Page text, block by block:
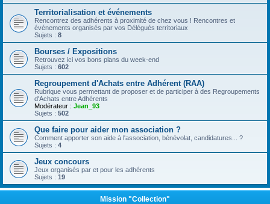
Territorialisation et événements
Rencontrez des adhérents à proximité de chez vous ! Rencontres et
événements organisés par vos Délégués territoriaux
Sujets : 8
Bourses / Expositions
Retrouvez ici vos bons plans du week-end
Sujets : 602
Regroupement d'Achats entre Adhérent (RAA)
Rubrique vous permettant de proposer et de participer à des Regroupements
d'Achats entre Adhérents
Modérateur : Jean_93
Sujets : 502
Que faire pour aider mon association ?
Comment apporter son aide à l'association, bénévolat, candidatures... ?
Sujets : 4
Jeux concours
Jeux organisés par et pour les adhérents
Sujets : 19
Mission "Collection"